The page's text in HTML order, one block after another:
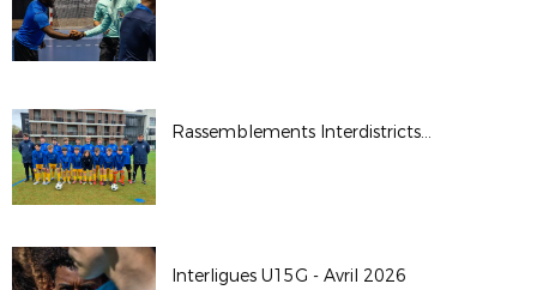
Rassemblements Interdistricts U14G - Avr. 2026
Interligues U15G - Avril 2026